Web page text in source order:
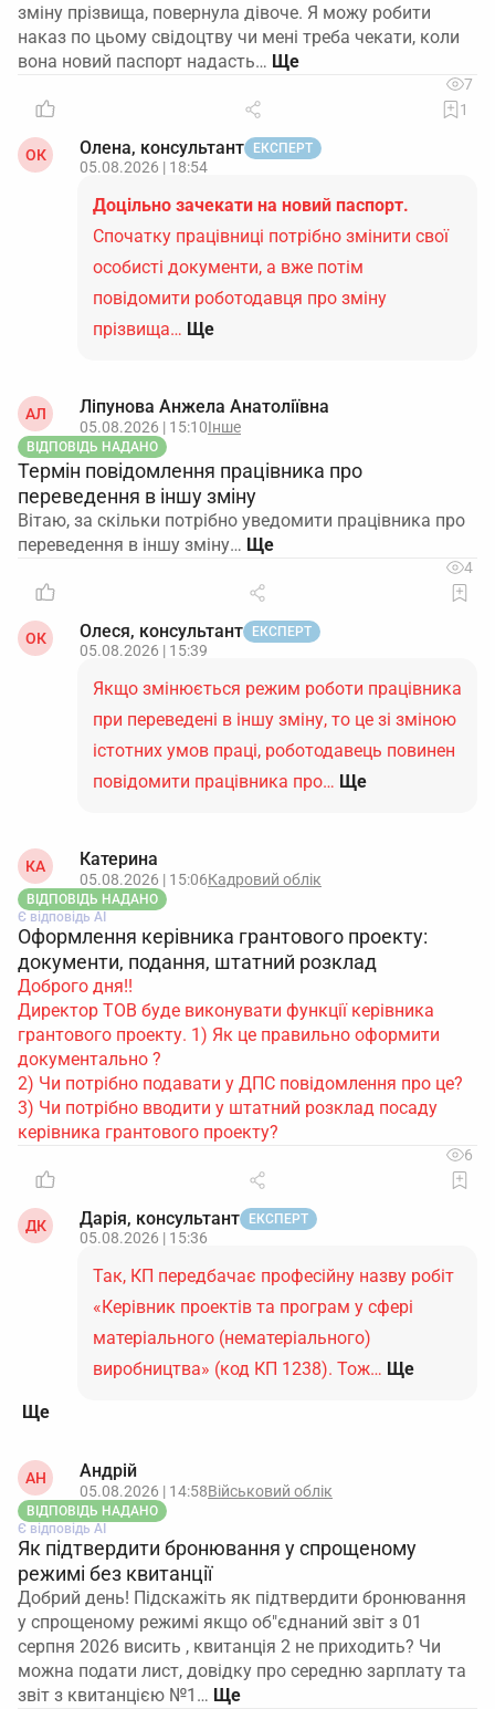
зміну прізвища, повернула дівоче. Я можу робити
наказ по цьому свідоцтву чи мені треба чекати, коли
вона новий паспорт надасть…
7
1
ОК Олена, консультант ЕКСПЕРТ
05.08.2026 | 18:54
Доцільно зачекати на новий паспорт.
Спочатку працівниці потрібно змінити свої
особисті документи, а вже потім
повідомити роботодавця про зміну
прізвища… Ще
АЛ Ліпунова Анжела Анатоліївна
05.08.2026 | 15:10Інше
ВІДПОВІДЬ НАДАНО
Термін повідомлення працівника про
переведення в іншу зміну
Вітаю, за скільки потрібно уведомити працівника про
переведення в іншу зміну…
4
ОК Олеся, консультант ЕКСПЕРТ
05.08.2026 | 15:39
Якщо змінюється режим роботи працівника
при переведені в іншу зміну, то це зі зміною
істотних умов праці, роботодавець повинен
повідомити працівника про… Ще
КА Катерина
05.08.2026 | 15:06Кадровий облік
ВІДПОВІДЬ НАДАНО
Є відповідь АІ
Оформлення керівника грантового проекту:
документи, подання, штатний розклад
Доброго дня!!
Директор ТОВ буде виконувати функції керівника
грантового проекту. 1) Як це правильно оформити
документально ?
2) Чи потрібно подавати у ДПС повідомлення про це?
3) Чи потрібно вводити у штатний розклад посаду
керівника грантового проекту?
6
ДК Дарія, консультант ЕКСПЕРТ
05.08.2026 | 15:36
Так, КП передбачає професійну назву робіт
«Керівник проектів та програм у сфері
матеріального (нематеріального)
виробництва» (код КП 1238). Тож… Ще
АН Андрій
05.08.2026 | 14:58Військовий облік
ВІДПОВІДЬ НАДАНО
Є відповідь АІ
Як підтвердити бронювання у спрощеному
режимі без квитанції
Добрий день! Підскажіть як підтвердити бронювання
у спрощеному режимі якщо об"єднаний звіт з 01
серпня 2026 висить , квитанція 2 не приходить? Чи
можна подати лист, довідку про середню зарплату та
звіт з квитанцією №1…